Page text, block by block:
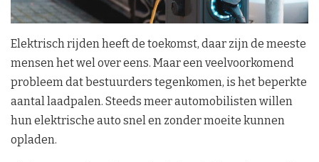
Elektrisch rijden heeft de toekomst, daar zijn de meeste
mensen het wel over eens. Maar een veelvoorkomend
probleem dat bestuurders tegenkomen, is het beperkte
aantal laadpalen. Steeds meer automobilisten willen
hun elektrische auto snel en zonder moeite kunnen
opladen.